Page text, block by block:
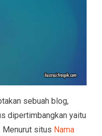
sebuah blog,
dipertimbangkan yaitu
Menurut situs Nama